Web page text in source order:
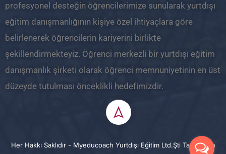
profesyonel desteğin öğrencilerimize sunularak yurtdışı
eğitim danışmanlığının kişiye özel ihtiyaçlara göre
belirlenerek öğrencilerin kariyerini birlikte
şekillendirmekteyiz. Öğrenci merkezli bir yurtdışı eğitim
danışmanlık şirketi olarak öğrenci memnuniyetinin en üst
düzeyde tutulması önceklikli hedefimizdir.
Her Hakkı Saklıdır - Myeducoach Yurtdışı Eğitim Ltd.Şti Tarafından